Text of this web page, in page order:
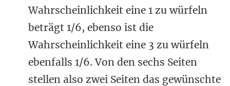
Wahrscheinlichkeit eine 1 zu würfeln
beträgt 1/6, ebenso ist die
Wahrscheinlichkeit eine 3 zu würfeln
ebenfalls 1/6. Von den sechs Seiten
stellen also zwei Seiten das gewünschte